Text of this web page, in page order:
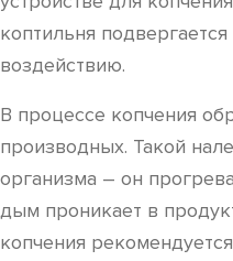
коптильня
воздействию.
В процессе копчения
производных. Такой
организма – он
дым проникает в
копчения